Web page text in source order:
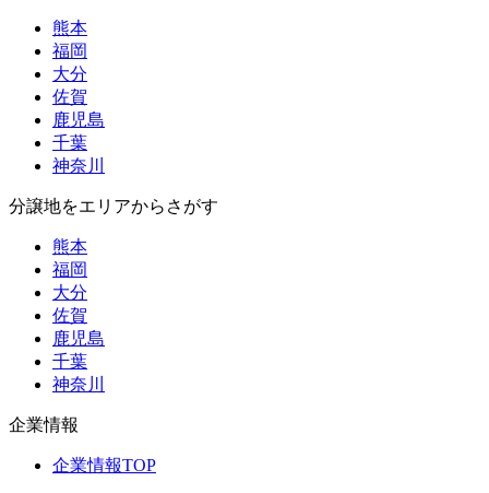
熊本
福岡
大分
佐賀
鹿児島
千葉
神奈川
分譲地をエリアからさがす
熊本
福岡
大分
佐賀
鹿児島
千葉
神奈川
企業情報
企業情報TOP